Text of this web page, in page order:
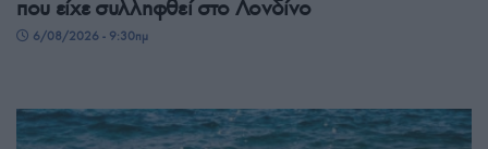
που είχε συλληφθεί στο Λονδίνο
6/08/2026 - 9:30πμ